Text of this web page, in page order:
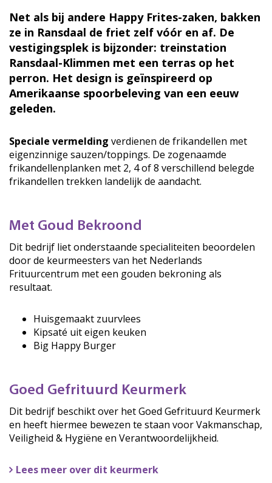
Net als bij andere Happy Frites-zaken, bakken
ze in Ransdaal de friet zelf vóór en af. De
vestigingsplek is bijzonder: treinstation
Ransdaal-Klimmen met een terras op het
perron. Het design is geïnspireerd op
Amerikaanse spoorbeleving van een eeuw
geleden.
Speciale vermelding verdienen de frikandellen met
eigenzinnige sauzen/toppings. De zogenaamde
frikandellenplanken met 2, 4 of 8 verschillend belegde
frikandellen trekken landelijk de aandacht.
Met Goud Bekroond
Dit bedrijf liet onderstaande specialiteiten beoordelen
door de keurmeesters van het Nederlands
Frituurcentrum met een gouden bekroning als
resultaat.
Huisgemaakt zuurvlees
Kipsaté uit eigen keuken
Big Happy Burger
Goed Gefrituurd Keurmerk
Dit bedrijf beschikt over het Goed Gefrituurd Keurmerk
en heeft hiermee bewezen te staan voor Vakmanschap,
Veiligheid & Hygiëne en Verantwoordelijkheid.
Lees meer over dit keurmerk